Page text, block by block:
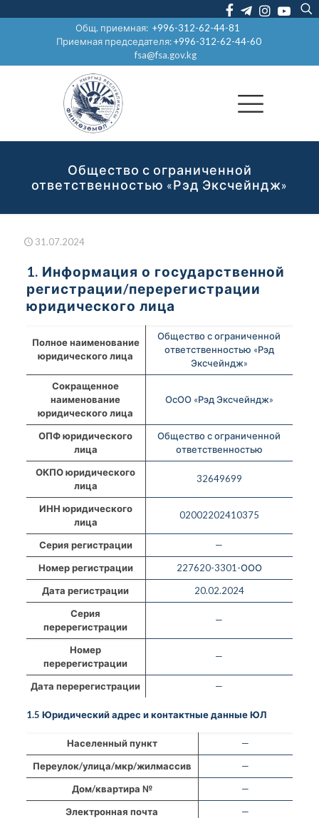
Общ. приемная:+996-312-62-44-81
Приемная председателя:+996-312-62-44-60
fsa@fsa.gov.kg
Общество с ограниченной
ответственностью «Рэд Эксчейндж»
31.07.2024
1. Информация о государственной
регистрации/перерегистрации
юридического лица
Полное наименование
юридического лица
Общество с ограниченной
ответственностью «Рэд
Эксчейндж»
Сокращенное
наименование
юридического лица
ОсОО «Рэд Эксчейндж»
ОПФ юридического
лица
Общество с ограниченной
ответственностью
ОКПО юридического
лица
32649699
ИНН юридического
лица
02002202410375
Серия регистрации
—
Номер регистрации
227620-3301-ООО
Дата регистрации
20.02.2024
Серия
перерегистрации
—
Номер
перерегистрации
—
Дата перерегистрации —
1.5 Юридический адрес и контактные данные ЮЛ
Населенный пункт
—
Переулок/улица/мкр/жилмассив
—
Дом/квартира №
—
Электронная почта
—